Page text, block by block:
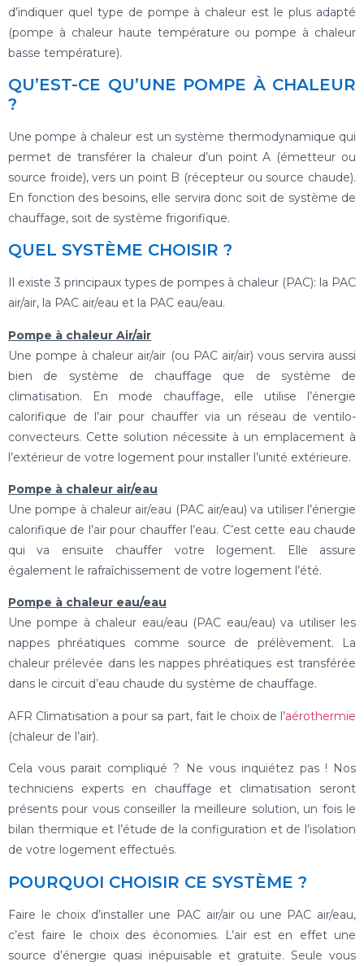
d’indiquer quel type de pompe à chaleur est le plus adapté
(pompe à chaleur haute température ou pompe à chaleur
basse température).
QU’EST-CE QU’UNE POMPE À CHALEUR
?
Une pompe à chaleur est un système thermodynamique qui
permet de transférer la chaleur d’un point A (émetteur ou
source froide), vers un point B (récepteur ou source chaude).
En fonction des besoins, elle servira donc soit de système de
chauffage, soit de système frigorifique.
QUEL SYSTÈME CHOISIR ?
Il existe 3 principaux types de pompes à chaleur (PAC): la PAC
air/air, la PAC air/eau et la PAC eau/eau.
Pompe à chaleur Air/air
Une pompe à chaleur air/air (ou PAC air/air) vous servira aussi
bien de système de chauffage que de système de
climatisation. En mode chauffage, elle utilise l’énergie
calorifique de l’air pour chauffer via un réseau de ventilo-
convecteurs. Cette solution nécessite à un emplacement à
l’extérieur de votre logement pour installer l’unité extérieure.
Pompe à chaleur air/eau
Une pompe à chaleur air/eau (PAC air/eau) va utiliser l’énergie
calorifique de l’air pour chauffer l’eau. C’est cette eau chaude
qui va ensuite chauffer votre logement. Elle assure
également le rafraîchissement de votre logement l’été.
Pompe à chaleur eau/eau
Une pompe à chaleur eau/eau (PAC eau/eau) va utiliser les
nappes phréatiques comme source de prélèvement. La
chaleur prélevée dans les nappes phréatiques est transférée
dans le circuit d’eau chaude du système de chauffage.
AFR Climatisation a pour sa part, fait le choix de l’aérothermie
(chaleur de l’air).
Cela vous parait compliqué ? Ne vous inquiétez pas ! Nos
techniciens experts en chauffage et climatisation seront
présents pour vous conseiller la meilleure solution, un fois le
bilan thermique et l’étude de la configuration et de l’isolation
de votre logement effectués.
POURQUOI CHOISIR CE SYSTÈME ?
Faire le choix d’installer une PAC air/air ou une PAC air/eau,
c’est faire le choix des économies. L’air est en effet une
source d’énergie quasi inépuisable et gratuite. Seule vous